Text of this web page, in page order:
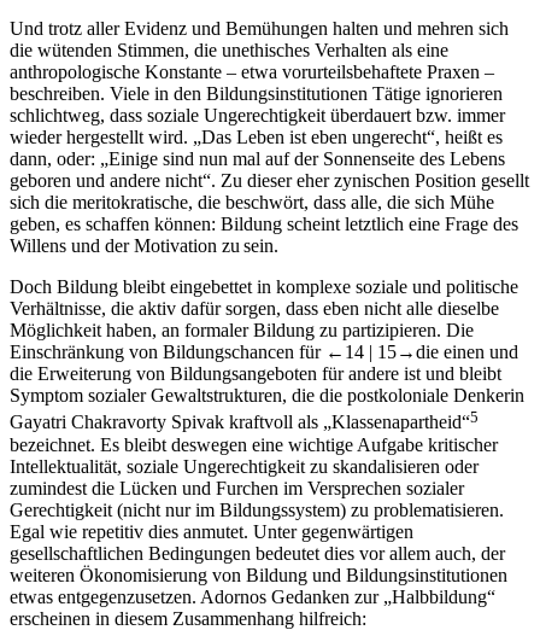
Und trotz aller Evidenz und Bemühungen halten und mehren sich
die wütenden Stimmen, die unethisches Verhalten als eine
anthropologische Konstante – etwa vorurteilsbehaftete Praxen –
beschreiben. Viele in den Bildungsinstitutionen Tätige ignorieren
schlichtweg, dass soziale Ungerechtigkeit überdauert bzw. immer
wieder hergestellt wird. „Das Leben ist eben ungerecht“, heißt es
dann, oder: „Einige sind nun mal auf der Sonnenseite des Lebens
geboren und andere nicht“. Zu dieser eher zynischen Position gesellt
sich die meritokratische, die beschwört, dass alle, die sich Mühe
geben, es schaffen können: Bildung scheint letztlich eine Frage des
Willens und der Motivation zu sein.
Doch Bildung bleibt eingebettet in komplexe soziale und politische
Verhältnisse, die aktiv dafür sorgen, dass eben nicht alle dieselbe
Möglichkeit haben, an formaler Bildung zu partizipieren. Die
Einschränkung von Bildungschancen für ←14 | 15→die einen und
die Erweiterung von Bildungsangeboten für andere ist und bleibt
Symptom sozialer Gewaltstrukturen, die die postkoloniale Denkerin
Gayatri Chakravorty Spivak kraftvoll als „Klassenapartheid“5
bezeichnet. Es bleibt deswegen eine wichtige Aufgabe kritischer
Intellektualität, soziale Ungerechtigkeit zu skandalisieren oder
zumindest die Lücken und Furchen im Versprechen sozialer
Gerechtigkeit (nicht nur im Bildungssystem) zu problematisieren.
Egal wie repetitiv dies anmutet. Unter gegenwärtigen
gesellschaftlichen Bedingungen bedeutet dies vor allem auch, der
weiteren Ökonomisierung von Bildung und Bildungsinstitutionen
etwas entgegenzusetzen. Adornos Gedanken zur „Halbbildung“
erscheinen in diesem Zusammenhang hilfreich: